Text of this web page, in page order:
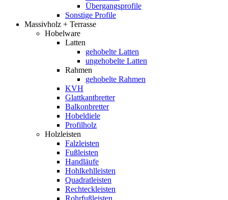
Übergangsprofile
Sonstige Profile
Massivholz + Terrasse
Hobelware
Latten
gehobelte Latten
ungehobelte Latten
Rahmen
gehobelte Rahmen
KVH
Glattkantbretter
Balkonbretter
Hobeldiele
Profilholz
Holzleisten
Falzleisten
Fußleisten
Handläufe
Hohlkehlleisten
Quadratleisten
Rechteckleisten